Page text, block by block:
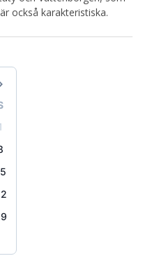
också karakteristiska.